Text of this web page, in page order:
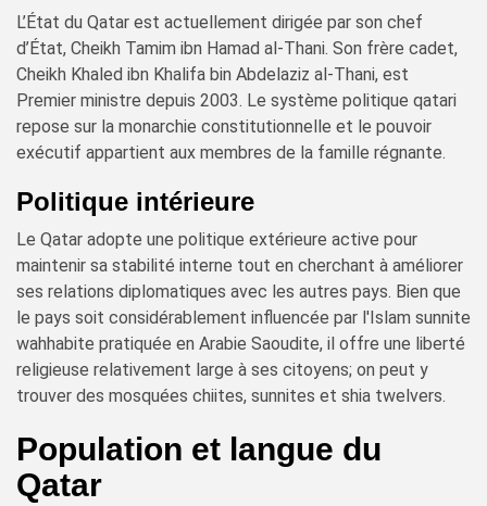
L’État du Qatar est actuellement dirigée par son chef
d’État, Cheikh Tamim ibn Hamad al-Thani. Son frère cadet,
Cheikh Khaled ibn Khalifa bin Abdelaziz al-Thani, est
Premier ministre depuis 2003. Le système politique qatari
repose sur la monarchie constitutionnelle et le pouvoir
exécutif appartient aux membres de la famille régnante.
Politique intérieure
Le Qatar adopte une politique extérieure active pour
maintenir sa stabilité interne tout en cherchant à améliorer
ses relations diplomatiques avec les autres pays. Bien que
le pays soit considérablement influencée par l'Islam sunnite
wahhabite pratiquée en Arabie Saoudite, il offre une liberté
religieuse relativement large à ses citoyens; on peut y
trouver des mosquées chiites, sunnites et shia twelvers.
Population et langue du
Qatar